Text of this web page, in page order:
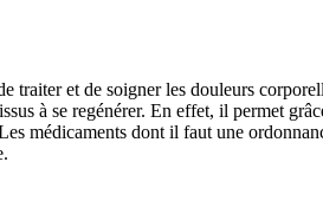
traiter et de soigner les douleurs
à se regénérer. En effet, il permet
médicaments dont il faut une